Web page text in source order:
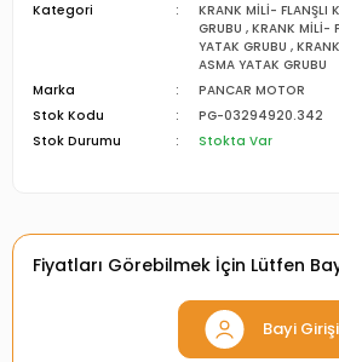
Kategori
KRANK MİLİ- FLANŞLI
GRUBU ,KRANK MİLİ-
YATAK GRUBU ,
ASMA YATAK GRUBU
Marka
PANCAR MOTOR
Stok Kodu
PG-03294920.342
Stok Durumu
Stokta Var
Fiyatları Görebilmek İçin Lütfen
Bayi Girişi